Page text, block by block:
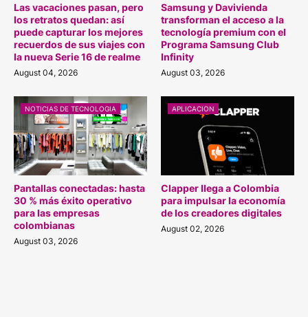
Las vacaciones pasan, pero
los retratos quedan: así
puede capturar los mejores
recuerdos de sus viajes con
la nueva Serie 16 de realme
August 04, 2026
Samsung y Davivienda
transforman el acceso a la
tecnología premium con el
Programa Samsung Club
Infinity
August 03, 2026
NOTICIAS DE TECNOLOGIA
Pantallas conectadas: hasta
30 % más éxito operativo
para las empresas
colombianas
August 03, 2026
APLICACION
Clapper llega a Colombia
para impulsar la economía
de los creadores digitales
August 02, 2026